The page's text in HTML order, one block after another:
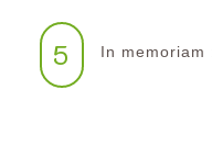
5 In memoriam